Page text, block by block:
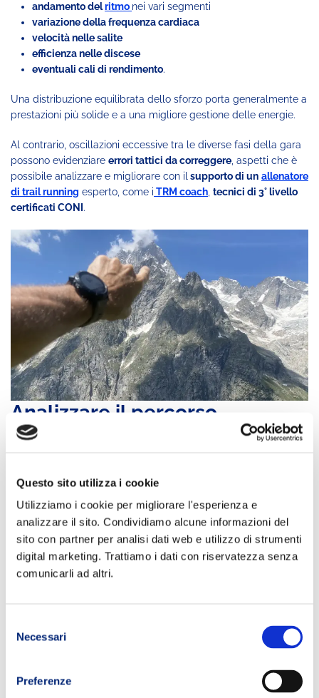
Questo sito utilizza i cookie
Utilizziamo i cookie per migliorare l'esperienza e
analizzare il sito. Condividiamo alcune informazioni del
sito con partner per analisi dati web e utilizzo di strumenti
digital marketing. Trattiamo i dati con riservatezza senza
comunicarli ad altri.
delNecessari
Preferenze
andamento delritmo nei vari segmenti
variazione della frequenza cardiaca
velocità nelle salite
efficienza nelle discese
eventuali cali di rendimento.
Una distribuzione equilibrata dello sforzo porta generalmente a
prestazioni più solide e a una migliore gestione delle energie.
Al contrario, oscillazioni eccessive tra le diverse fasi della gara
possono evidenziare errori tattici da correggere , aspetti che è
possibile analizzare e migliorare con il supporto di un allenatore
di trail running esperto, come i TRM coach tecnici di 3° livello
certificati CONI .
Analizzare il percorso
attraverso la traccia GPS
percorso effettuato.
Grazie agli strumenti di analisi dati GPS disponibili sulle
punti in cui si è perso tempo o si è ottenuta una performance
particolarmente efficace.
discese tecniche affrontate con difficoltà
segmenti dove si sono recuperate posizioni.